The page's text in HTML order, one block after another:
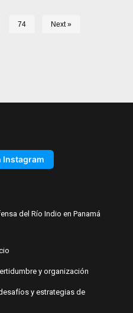
74 Next »
Instagram
del Río Indio en Panamá
y organización
y estrategias de